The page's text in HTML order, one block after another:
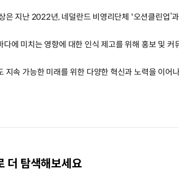
은 지난 2022년, 네덜란드 비영리단체 '오션클린업’
다에 미치는 영향에 대한 인식 제고를 위해 홍보 및
지속 가능한 미래를 위한 다양한 혁신과 노력을 이어
더 탐색해보세요